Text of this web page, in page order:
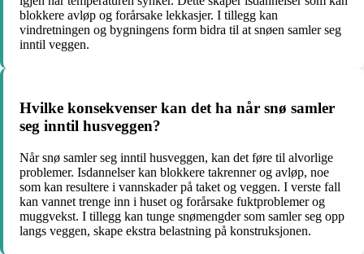
blokkere avløp og forårsake lekkasjer. I tillegg kan
vindretningen og bygningens form bidra til at snøen samler seg
inntil veggen.
Hvilke konsekvenser kan det ha når snø samler
seg inntil husveggen?
Når snø samler seg inntil husveggen, kan det føre til alvorlige
problemer. Isdannelser kan blokkere takrenner og avløp, noe
som kan resultere i vannskader på taket og veggen. I verste fall
kan vannet trenge inn i huset og forårsake fuktproblemer og
muggvekst. I tillegg kan tunge snømengder som samler seg opp
langs veggen, skape ekstra belastning på konstruksjonen.